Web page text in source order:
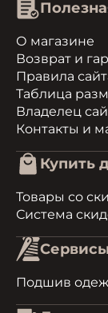
О магазине
Возврат и
Правила
Таблица
Владелец
Контакты и
Купить
Товары со
Система
Подшив